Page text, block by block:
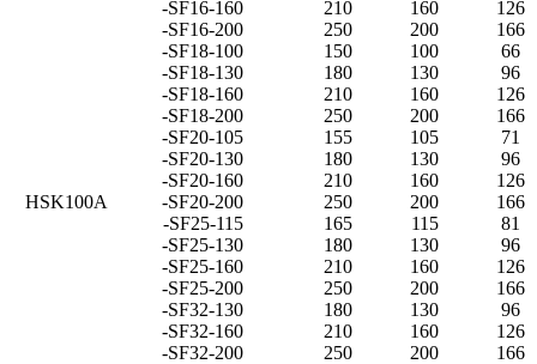
-SF16-160
210 160
126
-SF16-200
250 200 166
HSK100A
-SF18-100 150 100
66
-SF18-130
180 130
96
-SF18-160
210 160
126
-SF18-200
250 200
166
-SF20-105
155 105
71
-SF20-130
180 130
96
-SF20-160
210 160
126
-SF20-200
250 200
166
-SF25-115
165 115
81
-SF25-130
180 130
96
-SF25-160
210 160
126
-SF25-200
250 200
166
-SF32-130
180 130
96
-SF32-160
210 160
126
-SF32-200
250 200 166